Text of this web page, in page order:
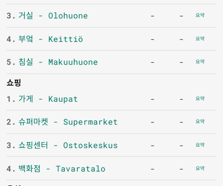
3. 거실 - Olohuone - - 요약
4. 부엌 - Keittiö - - 요약
5. 침실 - Makuuhuone - - 요약
쇼핑
1. 가게 - Kaupat - - 요약
2. 슈퍼마켓 - Supermarket - - 요약
3. 쇼핑센터 - Ostoskeskus - - 요약
4. 백화점 - Tavaratalo - - 요약